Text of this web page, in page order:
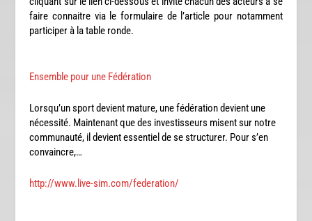
faire connaitre via le formulaire de l’article pour notamment
participer à la table ronde.
Ensemble pour une Fédération
Lorsqu’un sport devient mature, une fédération devient une
nécessité. Maintenant que des investisseurs misent sur notre
communauté, il devient essentiel de se structurer. Pour s’en
convaincre,…
http://www.live-sim.com/federation/